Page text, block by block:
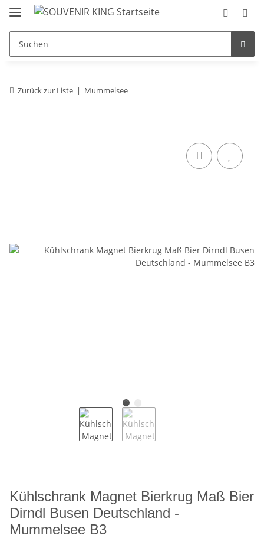
Zurück zur Liste Mummelsee
Kühlschrank Magnet Bierkrug Maß Bier
Dirndl Busen Deutschland -
Mummelsee B3